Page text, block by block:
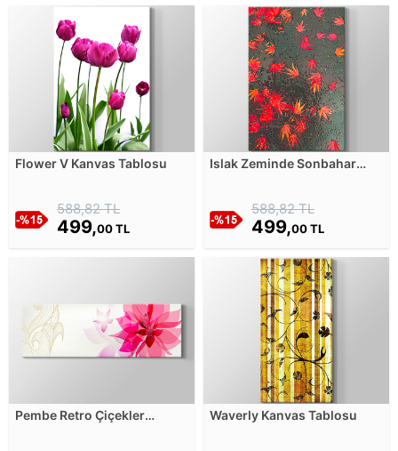
Flower V Kanvas Tablosu
588,82 TL
499,00 TL
Islak Zeminde Sonbahar
588,82 TL
499,00 TL
Pembe Retro Çiçekler
Waverly Kanvas Tablosu